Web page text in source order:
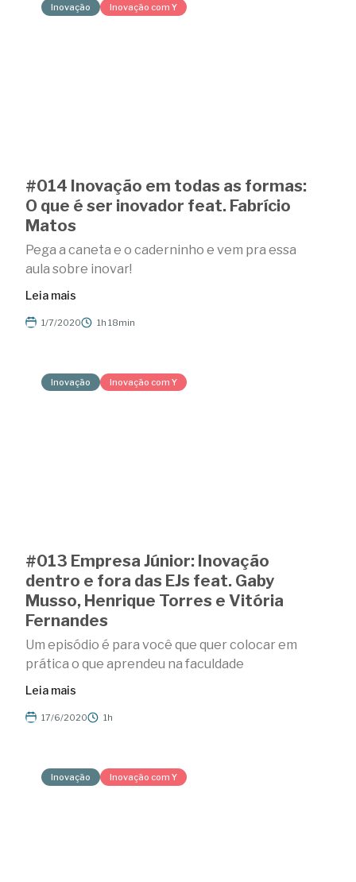
Inovação Inovação com Y
#014 Inovação em todas as formas:
O que é ser inovador feat. Fabrício
Matos
Pega a caneta e o caderninho e vem pra essa
aula sobre inovar!
Leia mais
1/7/2020 1h 18min
Inovação Inovação com Y
#013 Empresa Júnior: Inovação
dentro e fora das EJs feat. Gaby
Musso, Henrique Torres e Vitória
Fernandes
Um episódio é para você que quer colocar em
prática o que aprendeu na faculdade
Leia mais
17/6/2020 1h
Inovação Inovação com Y